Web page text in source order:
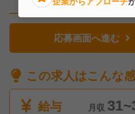
応募画面へ進む
この求人はこんな感
給与
月収